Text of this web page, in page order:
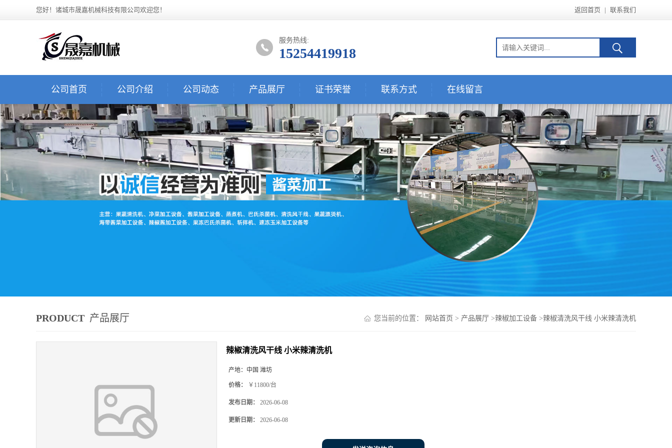
您好！诸城市晟嘉机械科技有限公司欢迎您！ 返回首页 | 联系我们
服务热线:
15254419918
公司首页 公司介绍 公司动态 产品展厅 证书荣誉 联系方式 在线留言
PRODUCT 产品展厅 您当前的位置： 网站首页 > 产品展厅 >辣椒加工设备 >辣椒清洗风干线 小米辣清洗机
辣椒清洗风干线 小米辣清洗机
产地： 中国 潍坊
价格： ￥11800/台
发布日期： 2026-06-08
更新日期： 2026-06-08